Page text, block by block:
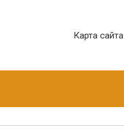
Карта сайта